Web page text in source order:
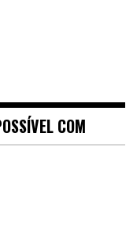
COM